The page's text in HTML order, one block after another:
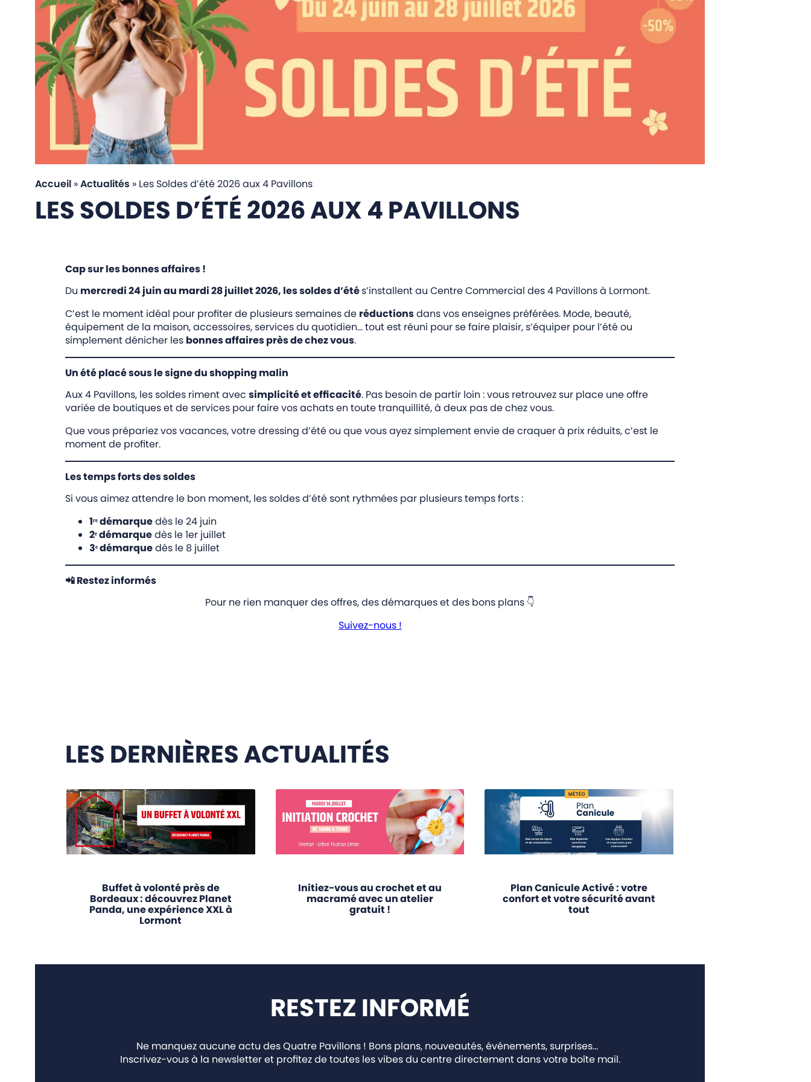
Accueil »Actualités » Les Soldes d’été 2026 aux 4 Pavillons
LES SOLDES D’ÉTÉ 2026 AUX 4 PAVILLONS
Cap sur les bonnes affaires !
Du mercredi 24 juin au mardi 28 juillet 2026, les soldes d’étés’installent au Centre Commercial des 4 Pavillons à Lormont.
C’est le moment idéal pour profiter de plusieurs semaines de réductionsdans vos enseignes préférées. Mode, beauté,
équipement de la maison, accessoires, services du quotidien… tout est réuni pour se faire plaisir, s’équiper pour l’été ou
simplement dénicher les bonnes affaires près de chez vous.
Un été placé sous le signe du shopping malin
Aux 4 Pavillons, les soldes riment avec simplicité et efficacité. Pas besoin de partir loin : vous retrouvez sur place une offre
variée de boutiques et de services pour faire vos achats en toute tranquillité, à deux pas de chez vous.
Que vous prépariez vos vacances, votre dressing d’été ou que vous ayez simplement envie de craquer à prix réduits, c’est le
moment de profiter.
Les temps forts des soldes
Si vous aimez attendre le bon moment, les soldes d’été sont rythmées par plusieurs temps forts :
1ʳᵉ démarquedès le 24 juin
2ᵉ démarquedès le 1er juillet
3ᵉ démarquedès le 8 juillet
📲 Restez informés
Pour ne rien manquer des offres, des démarques et des bons plans 👇
Suivez-nous !
LES DERNIÈRES ACTUALITÉS
Buffet à volonté près de
Bordeaux : découvrez Planet
Panda, une expérience XXL à
Lormont
Initiez-vous au crochet et au
macramé avec un atelier
gratuit !
Plan Canicule Activé : votre
confort et votre sécurité avant
tout
RESTEZ INFORMÉ
Ne manquez aucune actu des Quatre Pavillons ! Bons plans, nouveautés, événements, surprises…
Inscrivez-vous à la newsletter et profitez de toutes les vibes du centre directement dans votre boîte mail.